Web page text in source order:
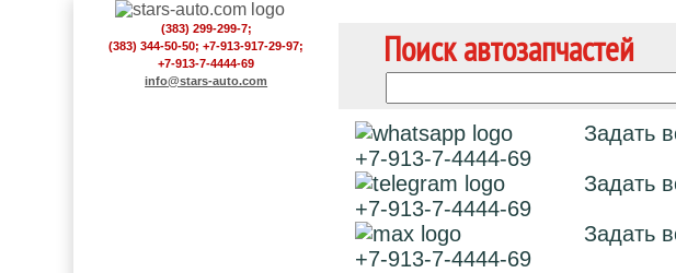
(383) 299-299-7;
(383) 344-50-50; +7-913-917-29-97;
+7-913-7-4444-69
info@stars-auto.com
Поиск автозапчастей
Задать
+7-913-7-4444-69
Задать
+7-913-7-4444-69
Задать
+7-913-7-4444-69